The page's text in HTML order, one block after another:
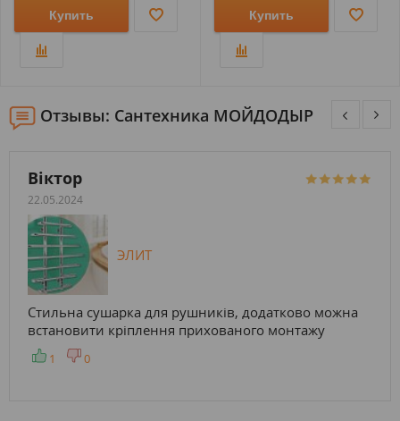
Купить Купить
Отзывы: Сантехника МОЙДОДЫР
Віктор
22.05.2024
ЭЛИТ
Стильна сушарка для рушників, додатково можна
встановити кріплення прихованого монтажу
1 0